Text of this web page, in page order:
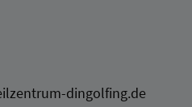
dingolfing.de